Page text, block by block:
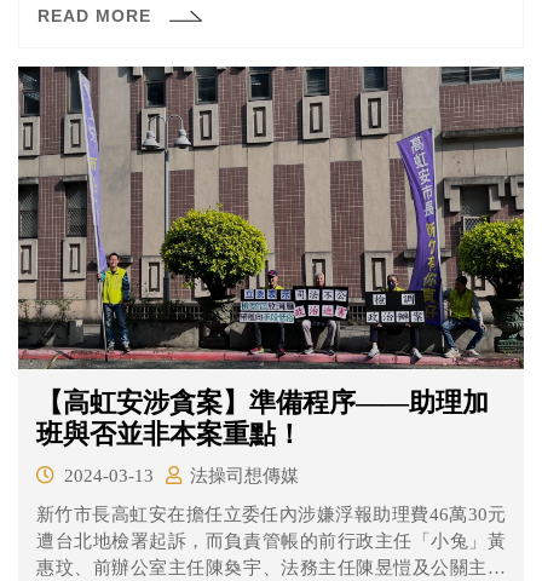
READ MORE
【高虹安涉貪案】準備程序——助理加
班與否並非本案重點！
2024-03-13
法操司想傳媒
新竹市長高虹安在擔任立委任內涉嫌浮報助理費46萬30元
遭台北地檢署起訴，而負責管帳的前行政主任「小兔」黃
惠玟、前辦公室主任陳奐宇、法務主任陳昱愷及公關主任